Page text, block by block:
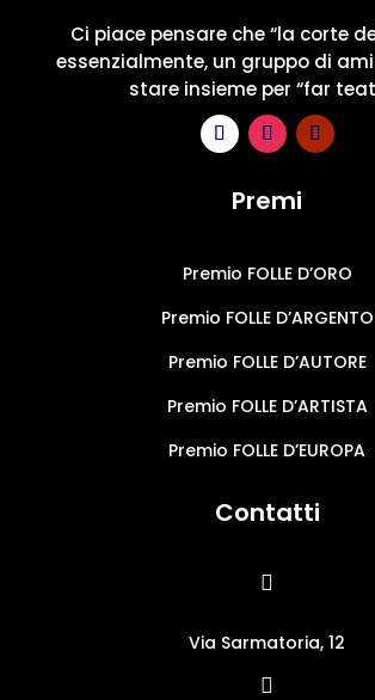
Ci piace pensare che “la corte
essenzialmente, un gruppo di
stare insieme per “far
Premi
Premio FOLLE D’ORO
Premio FOLLE D’ARGENTO
Premio FOLLE D’AUTORE
Premio FOLLE D’ARTISTA
Premio FOLLE D’EUROPA
Contatti

Via Sarmatoria, 12
